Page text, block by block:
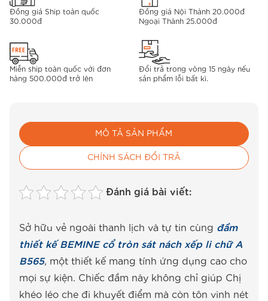
Đồng giá Ship toàn quốc
30.000đ
Đồng giá Nội Thành 20.000đ
Ngoại Thành 25.000đ
Miễn ship toàn quốc với đơn
hàng 500.000đ trở lên
Đổi trả trong vòng 15 ngày nếu
sản phẩm lỗi bất kì.
MÔ TẢ SẢN PHẨM
CHÍNH SÁCH ĐỔI TRẢ
Đánh giá bài viết:
Sở hữu vẻ ngoài thanh lịch và tự tin cùng đầm
thiết kế BEMINE cổ tròn sát nách xếp li chữ A
B565, một thiết kế mang tính ứng dụng cao cho
mọi sự kiện. Chiếc đầm này không chỉ giúp Chị
khéo léo che đi khuyết điểm mà còn tôn vinh nét